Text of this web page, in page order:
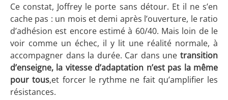
Ce constat, Joffrey le porte sans détour. Et il ne s’en
cache pas : un mois et demi après l’ouverture, le ratio
d’adhésion est encore estimé à 60/40. Mais loin de le
voir comme un échec, il y lit une réalité normale, à
accompagner dans la durée. Car dans une transition
d’enseigne, la vitesse d’adaptation n’est pas la même
pour tous,et forcer le rythme ne fait qu’amplifier les
résistances.